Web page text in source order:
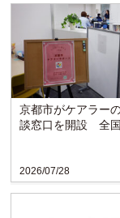
2026/07/28
京都市がケアラー
談窓口を開設 全